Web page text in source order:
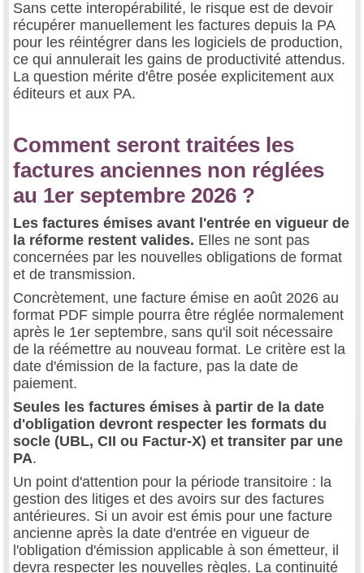
Sans cette interopérabilité, le risque est de devoir
récupérer manuellement les factures depuis la PA
pour les réintégrer dans les logiciels de production,
ce qui annulerait les gains de productivité attendus.
La question mérite d'être posée explicitement aux
éditeurs et aux PA.
Comment seront traitées les
factures anciennes non réglées
au 1er septembre 2026 ?
Les factures émises avant l'entrée en vigueur de
la réforme restent valides. Elles ne sont pas
concernées par les nouvelles obligations de format
et de transmission.
Concrètement, une facture émise en août 2026 au
format PDF simple pourra être réglée normalement
après le 1er septembre, sans qu'il soit nécessaire
de la réémettre au nouveau format. Le critère est la
date d'émission de la facture, pas la date de
paiement.
Seules les factures émises à partir de la date
d'obligation devront respecter les formats du
socle (UBL, CII ou Factur-X) et transiter par une
PA.
Un point d'attention pour la période transitoire : la
gestion des litiges et des avoirs sur des factures
antérieures. Si un avoir est émis pour une facture
ancienne après la date d'entrée en vigueur de
l'obligation d'émission applicable à son émetteur, il
devra respecter les nouvelles règles. La continuité